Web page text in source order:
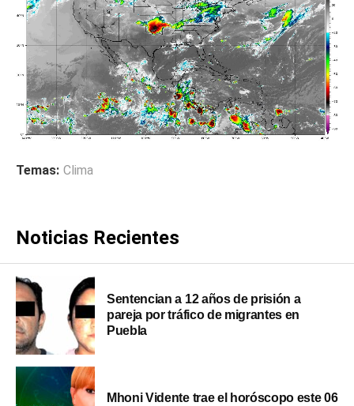
Temas: Clima
Noticias Recientes
Sentencian a 12 años de prisión a
pareja por tráfico de migrantes en
Puebla
Mhoni Vidente trae el horóscopo este 06